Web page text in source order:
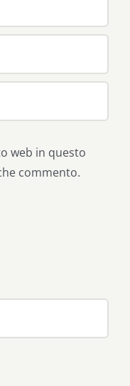
web in questo
commento.